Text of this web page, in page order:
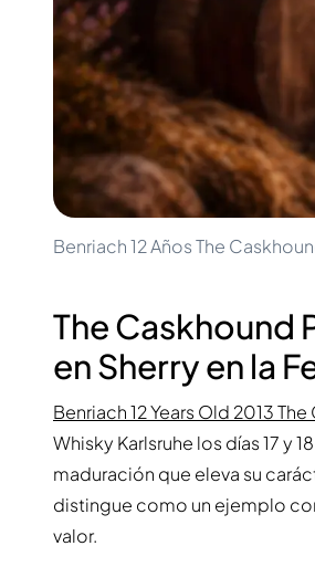
200-500€
Próximos Lanzamientos
Colecciones
Favoritos de Clientes
Raro y Coleccionable
Ediciones Limitadas
Destilería Cerrada
Whisky Dulce
Gin
Martell
Remy
Ron
Benriach 12 Años The
The Caskhound
en Sherry en la
Benriach 12 Years Old 2013
Whisky Karlsruhe los días 17 y
maduración que eleva su
distingue como un ejemplo
valor.